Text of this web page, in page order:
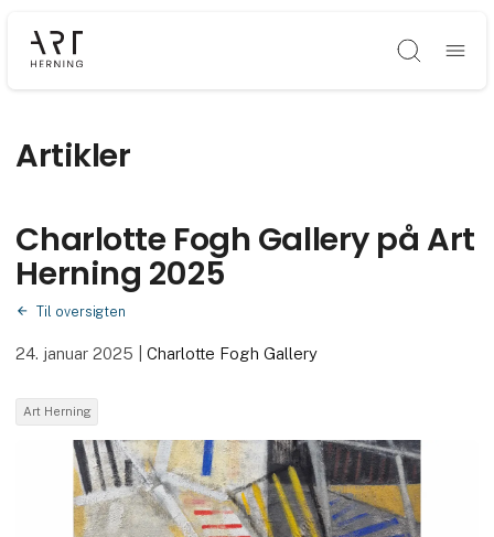
Søg
Artikler
Charlotte Fogh Gallery på Art
Herning 2025
Til oversigten
24. januar 2025 |Charlotte Fogh Gallery
Art Herning